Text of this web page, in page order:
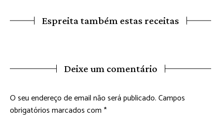
Espreita também estas receitas
Deixe um comentário
O seu endereço de email não será publicado.Campos
obrigatórios marcados com*